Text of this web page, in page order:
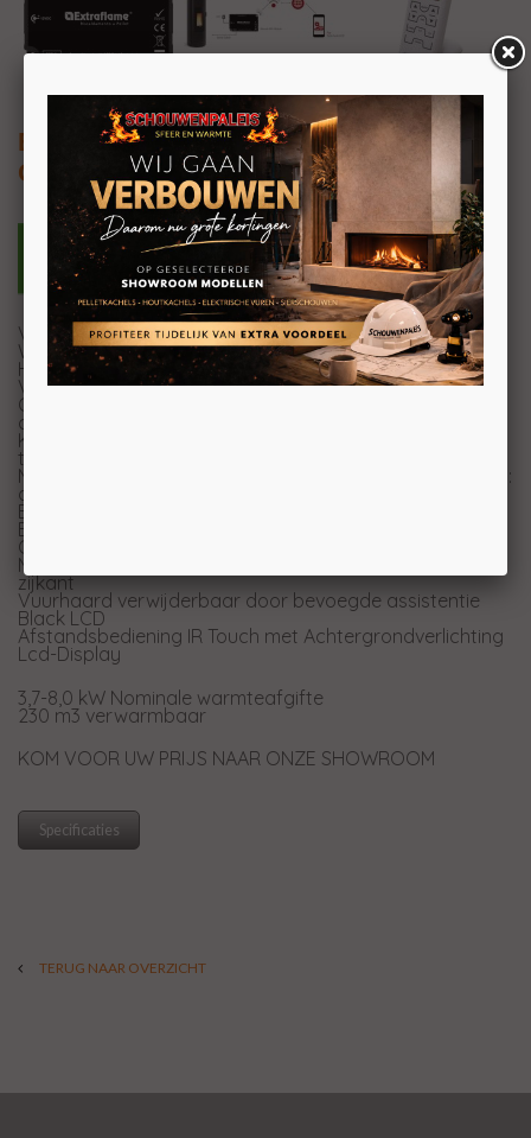
Extraflame Marilena Plus AD 8kW
Gekanaliseerde pelletkachel, slim
Vuurdeur, vuurhaard en vuurpot in gietijzer
Warmtewisselaar met buizenbundel
Hermetisch reservoir
Verwijderbaar ascompartiment
Omgevingsventilatie bovenkant met aparte motor en
comfortfunctie
Kanalisering met aparte motor tot 8 meter,
thermostaansluiting en uitschakelbaar
Mogelijkheid van uitgang voor de kanalisering (Ø80 mm):
achter, linker zijkant
Beperkte diepte
Enkele deur met dubbel glas (beide ceramisch)
Ontkoppelbare handgreep met aparte behuizing
Mogelijkheden voor rookgasafvoer: achter, boven, linker
zijkant
Vuurhaard verwijderbaar door bevoegde assistentie
Black LCD
Afstandsbediening IR Touch met Achtergrondverlichting
Lcd-Display
3,7-8,0 kW Nominale warmteafgifte
230 m3 verwarmbaar
KOM VOOR UW PRIJS NAAR ONZE SHOWROOM
Specificaties
TERUG NAAR OVERZICHT